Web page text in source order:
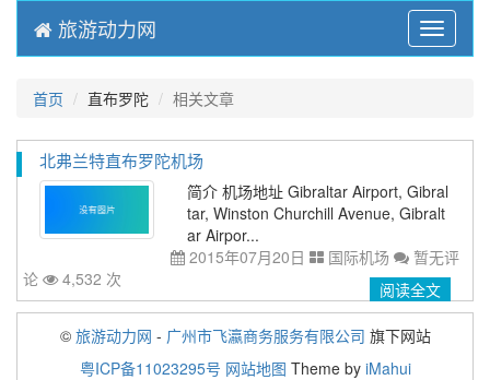
Menu
旅游动力网
首页 直布罗陀 相关文章
北弗兰特直布罗陀机场
简介 机场地址 Gibraltar Airport, Gibral
tar, Winston Churchill Avenue, Gibralt
ar Airpor...
2015年07月20日
国际机场
暂无评
论
4,532 次 阅读全文
© 旅游动力网 - 广州市飞瀛商务服务有限公司 旗下网站
粤ICP备11023295号 网站地图 Theme by iMahui